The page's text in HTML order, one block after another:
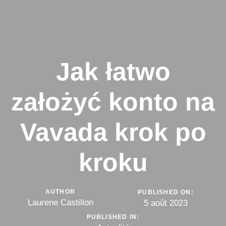
Jak łatwo
założyć konto na
Vavada krok po
kroku
AUTHOR
Laurene Castillon
PUBLISHED ON:
5 août 2023
PUBLISHED IN: